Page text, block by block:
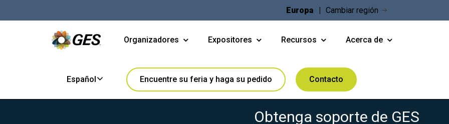
Europa Cambiar región
Organizadores Expositores Recursos Acerca de
Español Encuentre su feria y haga su pedido Contacto
Contáctenos
Obtenga soporte de GES